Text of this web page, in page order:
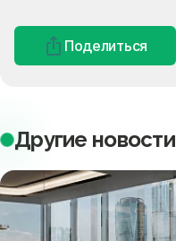
Поделиться
Другие новости